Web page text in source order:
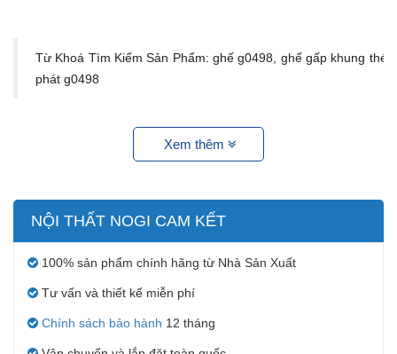
Từ Khoá Tìm Kiếm Sản Phẩm: ghế g0498, ghế gấp khung
phát g0498
Xem thêm
NỘI THẤT NOGI CAM KẾT
100% sản phẩm chính hãng từ Nhà Sản Xuất
Tư vấn và thiết kế miễn phí
Chính sách bảo hành 12 tháng